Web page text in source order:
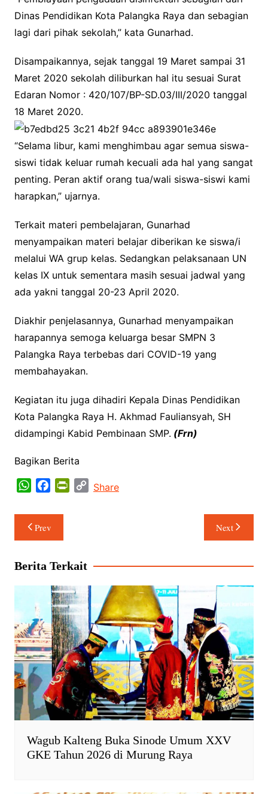
Dinas Pendidikan Kota Palangka Raya dan sebagian
lagi dari pihak sekolah,” kata Gunarhad.
Disampaikannya, sejak tanggal 19 Maret sampai 31
Maret 2020 sekolah diliburkan hal itu sesuai Surat
Edaran Nomor : 420/107/BP-SD.03/III/2020 tanggal
18 Maret 2020.
“Selama libur, kami menghimbau agar semua siswa-
siswi tidak keluar rumah kecuali ada hal yang sangat
penting. Peran aktif orang tua/wali siswa-siswi kami
harapkan,” ujarnya.
Terkait materi pembelajaran, Gunarhad
menyampaikan materi belajar diberikan ke siswa/i
melalui WA grup kelas. Sedangkan pelaksanaan UN
kelas IX untuk sementara masih sesuai jadwal yang
ada yakni tanggal 20-23 April 2020.
Diakhir penjelasannya, Gunarhad menyampaikan
harapannya semoga keluarga besar SMPN 3
Palangka Raya terbebas dari COVID-19 yang
membahayakan.
Kegiatan itu juga dihadiri Kepala Dinas Pendidikan
Kota Palangka Raya H. Akhmad Fauliansyah, SH
didampingi Kabid Pembinaan SMP. (Frn)
Bagikan Berita
W
a
t
s
p
p
c
e
b
o
k
r
i
e
n
d
l
y
C
k
Share
Navigasi
pos
Prev Next
Berita Terkait
Wagub Kalteng Buka Sinode Umum XXV
GKE Tahun 2026 di Murung Raya